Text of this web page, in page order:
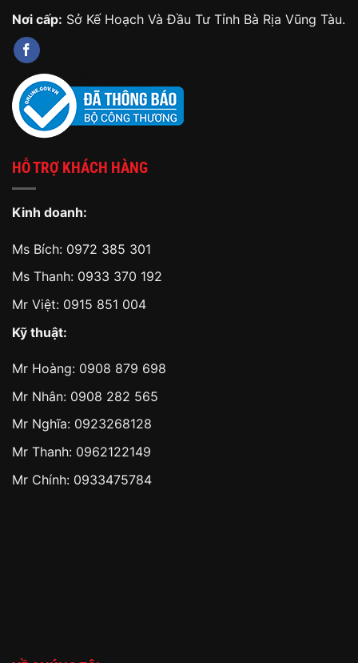
Nơi cấp: Sở Kế Hoạch Và Đầu Tư Tỉnh Bà Rịa Vũng Tàu.
HỖ TRỢ KHÁCH HÀNG
Kinh doanh:
Ms Bích: 0972 385 301
Ms Thanh: 0933 370 192
Mr Việt: 0915 851 004
Kỹ thuật:
Mr Hoàng: 0908 879 698
Mr Nhân: 0908 282 565
Mr Nghĩa: 0923268128
Mr Thanh: 0962122149
Mr Chính: 0933475784